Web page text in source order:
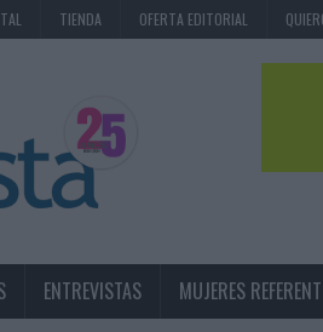
TIENDA OFERTA EDITORIAL
ENTREVISTAS MUJERES